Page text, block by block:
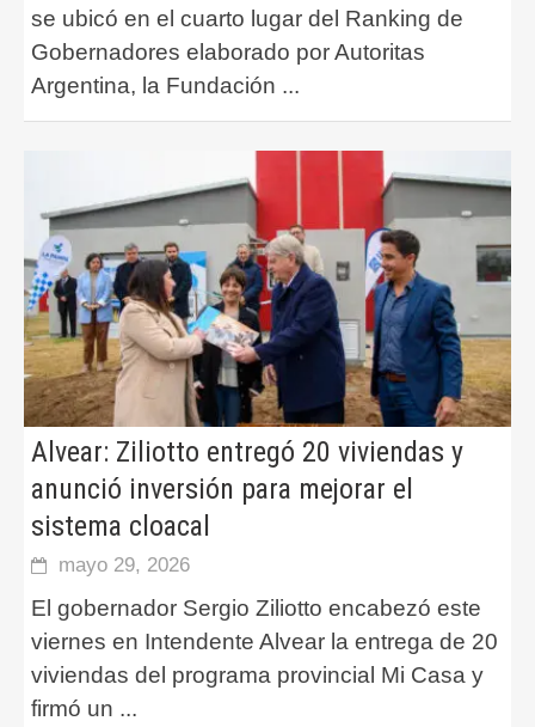
se ubicó en el cuarto lugar del Ranking de
Gobernadores elaborado por Autoritas
Argentina, la Fundación ...
Alvear: Ziliotto entregó 20 viviendas y
anunció inversión para mejorar el
sistema cloacal
mayo 29, 2026
El gobernador Sergio Ziliotto encabezó este
viernes en Intendente Alvear la entrega de 20
viviendas del programa provincial Mi Casa y
firmó un ...